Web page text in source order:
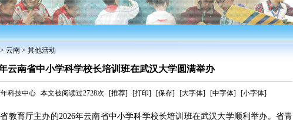
> 云南 > 其他活动
云南省中小学科学校长培训班在武汉大学圆满举办
科技中心 本文被阅读过2728次 [推荐] [打印] [保存] [大字体] [中字体] [小字体]
教育厅主办的2026年云南省中小学科学校长培训班在武汉大学顺利举办。省青